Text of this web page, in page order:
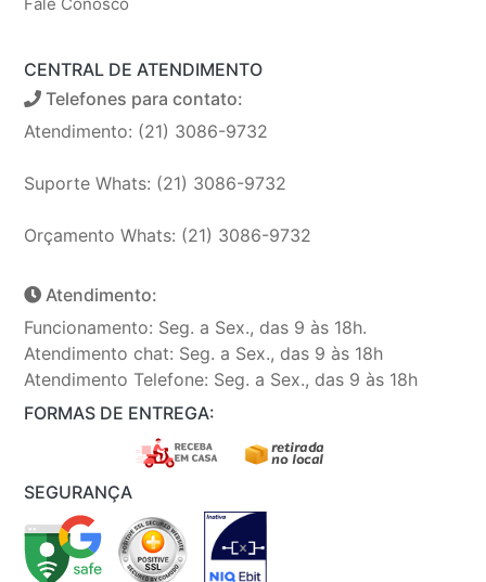
CENTRAL DE ATENDIMENTO
Telefones para contato:
Atendimento: (21) 3086-9732
Suporte Whats: (21) 3086-9732
Orçamento Whats: (21) 3086-9732
Atendimento:
Funcionamento: Seg. a Sex., das 9 às 18h.
Atendimento chat: Seg. a Sex., das 9 às 18h
Atendimento Telefone: Seg. a Sex., das 9 às 18h
FORMAS DE ENTREGA:
SEGURANÇA